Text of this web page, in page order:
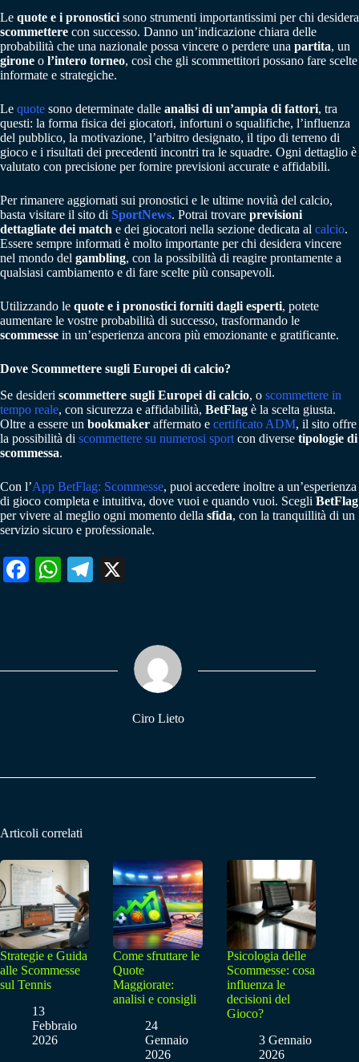
Le quote e i pronostici sono strumenti importantissimi per chi desidera
scommettere con successo. Danno un’indicazione chiara delle
probabilità che una nazionale possa vincere o perdere una partita, un
girone o l’intero torneo, così che gli scommettitori possano fare scelte
informate e strategiche.
Le quote sono determinate dalle analisi di un’ampia di fattori, tra
questi: la forma fisica dei giocatori, infortuni o squalifiche, l’influenza
del pubblico, la motivazione, l’arbitro designato, il tipo di terreno di
gioco e i risultati dei precedenti incontri tra le squadre. Ogni dettaglio è
valutato con precisione per fornire previsioni accurate e affidabili.
Per rimanere aggiornati sui pronostici e le ultime novità del calcio,
basta visitare il sito di SportNews. Potrai trovare previsioni
dettagliate dei match e dei giocatori nella sezione dedicata al calcio.
Essere sempre informati è molto importante per chi desidera vincere
nel mondo del gambling, con la possibilità di reagire prontamente a
qualsiasi cambiamento e di fare scelte più consapevoli.
Utilizzando le quote e i pronostici forniti dagli esperti, potete
aumentare le vostre probabilità di successo, trasformando le
scommesse in un’esperienza ancora più emozionante e gratificante.
Dove Scommettere sugli Europei di calcio?
Se desideri scommettere sugli Europei di calcio, o scommettere in
tempo reale, con sicurezza e affidabilità, BetFlag è la scelta giusta.
Oltre a essere un bookmaker affermato e certificato ADM, il sito offre
la possibilità di scommettere su numerosi sport con diverse tipologie di
scommessa.
Con l’App BetFlag: Scommesse, puoi accedere inoltre a un’esperienza
di gioco completa e intuitiva, dove vuoi e quando vuoi. Scegli BetFlag
per vivere al meglio ogni momento della sfida, con la tranquillità di un
servizio sicuro e professionale.
Fa W
pp
Te
m
Ciro Lieto
Articoli correlati
Strategie e Guida
alle Scommesse
sul Tennis
13
Febbraio
2026
Come sfruttare le
Quote
Maggiorate:
analisi e consigli
24
Gennaio
2026
Psicologia delle
Scommesse: cosa
influenza le
decisioni del
Gioco?
3 Gennaio
2026